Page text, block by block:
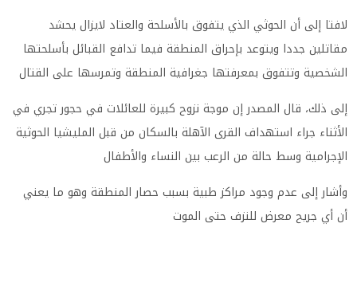
لافتا إلى أن الحوثي الذي يتفوق بالأسلحة والعتاد لايزال يحشد
مقاتلين جددا ويتوعد بإحراق المنطقة فيما تدافع القبائل بأسلحتها
الشخصية وتتفوق بمعرفتها جغرافية المنطقة وتمرسها على القتال
إلى ذلك، قال المصدر إن موجة نزوح كبيرة للعائلات في حجور تجري في
الأثناء جراء استهداف القرى الآهلة بالسكان من قبل المليشيا الحوثية
الإجرامية وسط حالة من الرعب بين النساء والأطفال
وأشار إلى عدم وجود مراكز طبية بسبب حصار المنطقة وهو ما يعني
أن أي جريح معرض للنزف حتى الموت